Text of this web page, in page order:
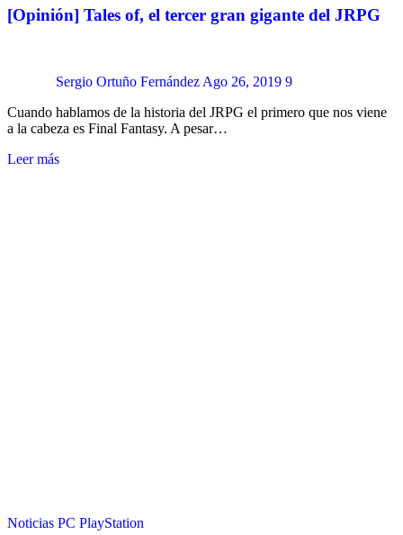
[Opinión] Tales of, el tercer gran gigante del JRPG
Sergio Ortuño FernándezAgo 26, 2019 9
Cuando hablamos de la historia del JRPG el primero que nos viene
a la cabeza es Final Fantasy. A pesar…
Leer más
Noticias PC PlayStation